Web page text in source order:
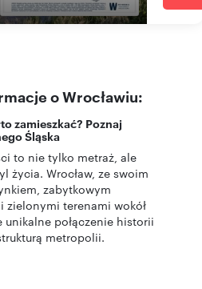
o Wrocławiu:
zamieszkać? Poznaj
Śląska
to nie tylko metraż, ale
życia. Wrocław, ze swoim
zabytkowym
zielonymi terenami wokół
unikalne połączenie historii
metropolii.